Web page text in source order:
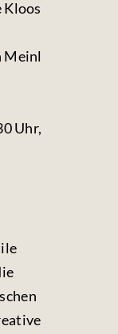
Kloos
Meinl
Uhr,